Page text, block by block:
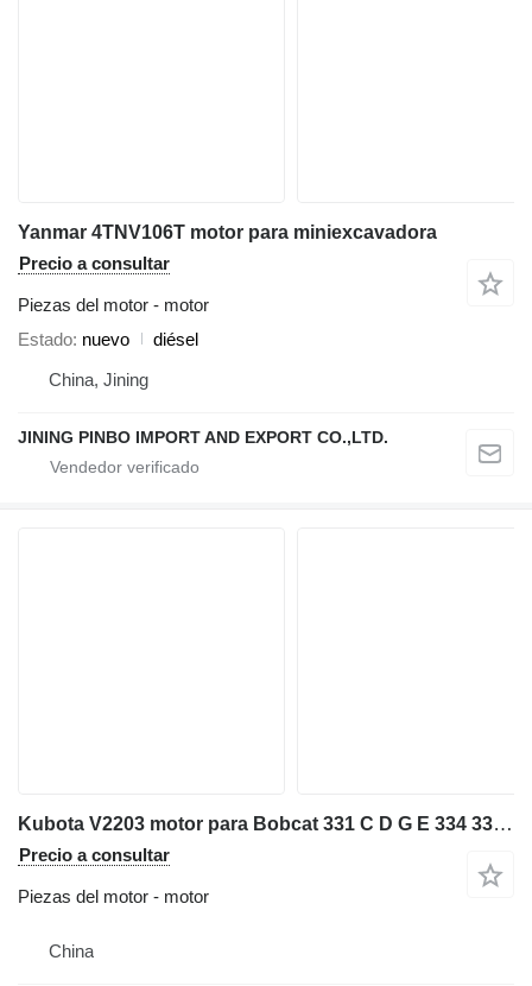
Yanmar 4TNV106T motor para miniexcavadora
Precio a consultar
Piezas del motor - motor
Estado nuevo
diésel
China, Jining
JINING PINBO IMPORT AND EXPORT CO.,LTD.
Kubota V2203 motor para Bobcat 331 C D G E 334 337 341 E42 E45 miniexcavadora
Precio a consultar
Piezas del motor - motor
China